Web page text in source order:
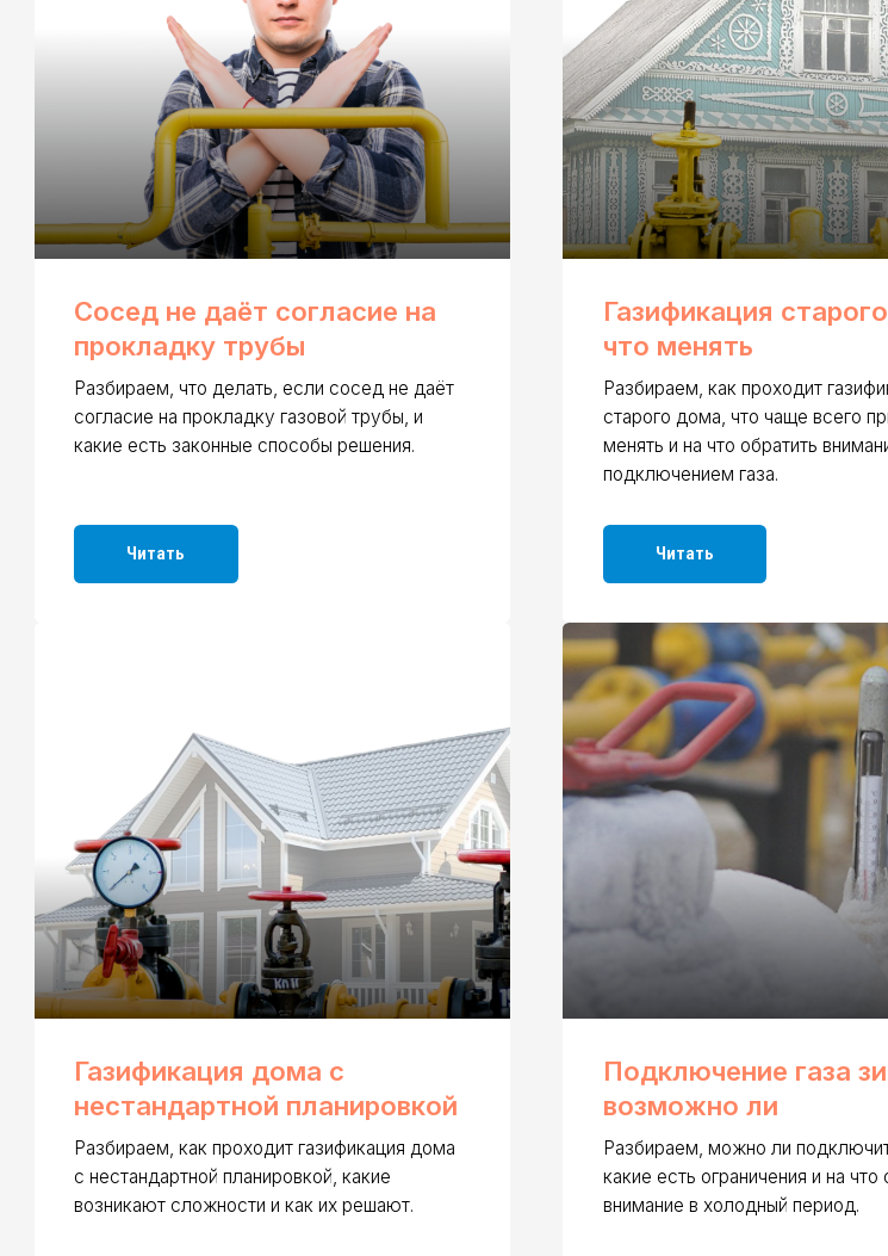
Сосед не даёт согласие на
прокладку трубы
Разбираем, что делать, если сосед не даёт
согласие на прокладку газовой трубы, и
какие есть законные способы решения.
Читать
Газификация старого дома:
что менять
Разбираем, как проходит газификация
старого дома, что чаще всего приходится
менять и на что обратить внимание перед
подключением газа.
Газификация дома с
нестандартной планировкой
Разбираем, как проходит газификация дома
с нестандартной планировкой, какие
возникают сложности и как их решают.
Подключение газа зимой:
возможно ли
Разбираем, можно ли подключить газ зимой,
какие есть ограничения и на что обратить
внимание в холодный период.